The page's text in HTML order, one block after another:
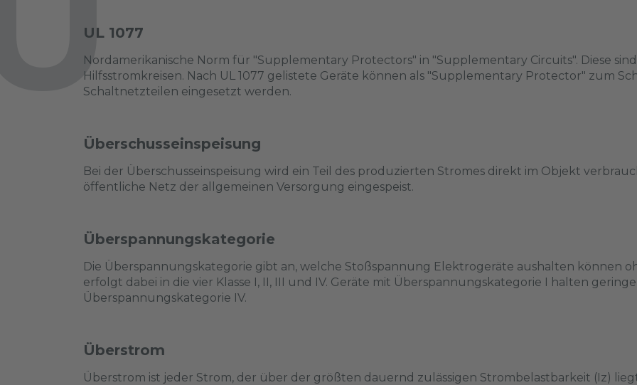
UL 1077
Nordamerikanische Norm für "Supplementary Protectors" in "Supplementary Circuits". Diese
Hilfsstromkreisen. Nach UL 1077 gelistete Geräte können als "Supplementary Protector" zum
Schaltnetzteilen eingesetzt werden.
Überschusseinspeisung
Bei der Überschusseinspeisung wird ein Teil des produzierten Stromes direkt im Objekt
öffentliche Netz der allgemeinen Versorgung eingespeist.
Überspannungskategorie
Die Überspannungskategorie gibt an, welche Stoßspannung Elektrogeräte aushalten können
erfolgt dabei in die vier Klasse I, II, III und IV. Geräte mit Überspannungskategorie I halten
Überspannungskategorie IV.
Überstrom
Überstrom ist jeder Strom, der über der größten dauernd zulässigen Strombelastbarkeit (Iz)